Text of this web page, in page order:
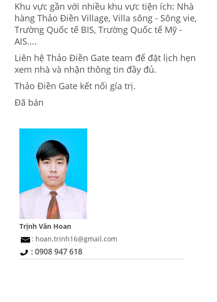
Khu vực gần với nhiều khu vực tiện ích: Nhà
hàng Thảo Điền Village, Villa sông - Sông vie,
Trường Quốc tế BIS, Trường Quốc tế Mỹ -
AIS....
Liên hệ Thảo Điền Gate team để đặt lịch hẹn
xem nhà và nhận thông tin đầy đủ.
Thảo Điền Gate kết nối gía trị.
Đã bán
Trịnh Văn Hoan
: hoan.trinh16@gmail.com
: 0908 947 618